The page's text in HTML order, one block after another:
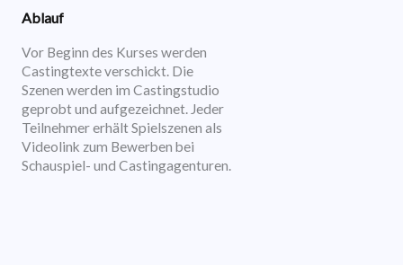
Ablauf
Vor Beginn des Kurses werden
Castingtexte verschickt. Die
Szenen werden im Castingstudio
geprobt und aufgezeichnet. Jeder
Teilnehmer erhält Spielszenen als
Videolink zum Bewerben bei
Schauspiel- und Castingagenturen.